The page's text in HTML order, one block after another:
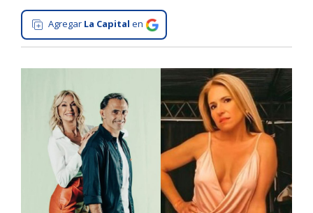
Salud
Interés
Deportes
Espectáculos
Policiales
Agregar La Capital en